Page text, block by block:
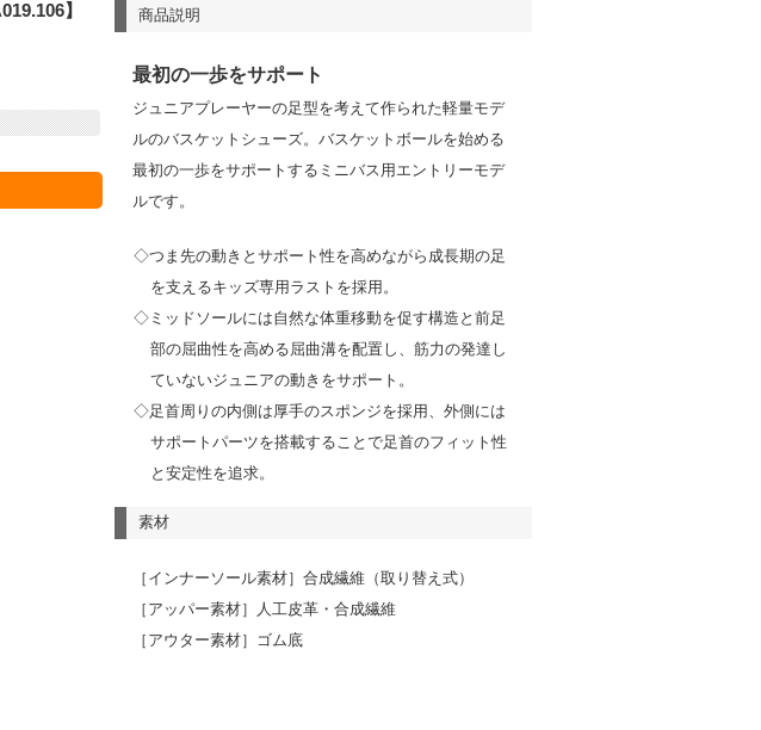
商品説明
最初の一歩をサポート
ジュニアプレーヤーの足型を考えて作られた軽量モデ
ルのバスケットシューズ。バスケットボールを始める
最初の一歩をサポートするミニバス用エントリーモデ
ルです。
◇つま先の動きとサポート性を高めながら成長期の足
を支えるキッズ専用ラストを採用。
◇ミッドソールには自然な体重移動を促す構造と前足
部の屈曲性を高める屈曲溝を配置し、筋力の発達し
ていないジュニアの動きをサポート。
◇足首周りの内側は厚手のスポンジを採用、外側には
サポートパーツを搭載することで足首のフィット性
と安定性を追求。
素材
［インナーソール素材］合成繊維（取り替え式）
［アッパー素材］人工皮革・合成繊維
［アウター素材］ゴム底
】